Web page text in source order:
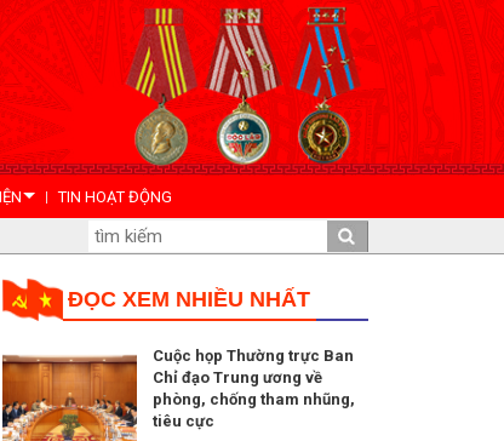
TIN HOẠT ĐỘNG
ĐỌC XEM NHIỀU NHẤT
Cuộc họp Thường trực Ban
Chỉ đạo Trung ương về
phòng, chống tham nhũng,
tiêu cực